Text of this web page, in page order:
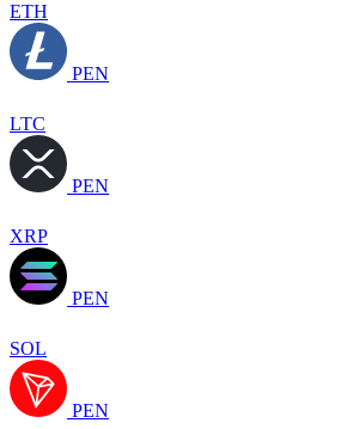
ETH
PEN
LTC
PEN
XRP
PEN
SOL
PEN